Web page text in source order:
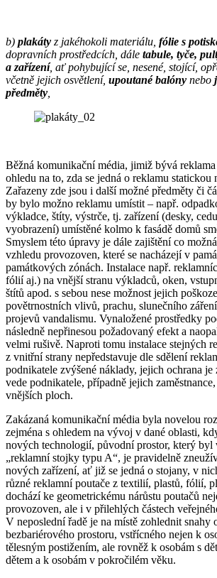
b) plakáty z jakéhokoli materiálu, fólie s
dopravních prostředcích, dále tabule, tyče,
a zařízení, ať pohybující se, nesené, stojící,
včetně jejich osvětlení, upoutané balóny nebo
předměty
Běžná komunikační média, jimiž bývá
ohledu na to, zda se jedná o reklamu statickou
Zařazeny zde jsou i další možné předměty či
by bylo možno reklamu umístit – např.
výkladce, štíty, výstrče, tj. zařízení (desky,
vyobrazení) umístěné kolmo k fasádě domů
Smyslem této úpravy je dále zajištění co
vzhledu provozoven, které se nacházejí v
památkových zónách. Instalace např.
fólií aj.) na vnější stranu výkladců, oken,
štítů apod. s sebou nese možnost jejich
povětrnostních vlivů, prachu, slunečního
projevů vandalismu. Vynaložené prostředky
následně nepřinesou požadovaný efekt a
velmi rušivě. Naproti tomu instalace stejných
z vnitřní strany nepředstavuje dle sdělení
podnikatele zvýšené náklady, jejich ochrana je
vede podnikatele, případně jejich
vnějších ploch.
Zakázaná komunikační média byla novelou
zejména s ohledem na vývoj v dané oblasti,
nových technologií, původní prostor, který byl
„reklamní stojky typu A“, je pravidelně
nových zařízení, ať již se jedná o stojany, v
různé reklamní poutače z textilií, plastů, fólií,
dochází ke geometrickému nárůstu poutačů
provozoven, ale i v přilehlých částech
V neposlední řadě je na místě zohlednit snahy
bezbariérového prostoru, vstřícného nejen k
tělesným postižením, ale rovněž k osobám s
dětem a k osobám v pokročilém věku.